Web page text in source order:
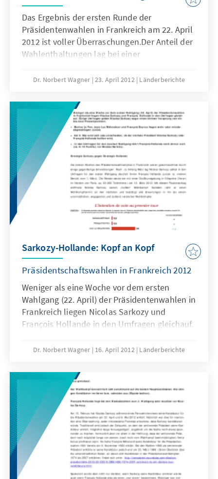
Das Ergebnis der ersten Runde der
Präsidentenwahlen in Frankreich am 22. April
2012 ist voller Überraschungen.Der Anteil der
Wahlenthaltungen lag bei einer
niedriger als befürchtet. Das Ergebnis von
die Ergebnisse aller sozialistischen
Kandidaten seit 1995. Er liegt an erster Stelle
und hat damit die beste Ausgangsposition für
die zweite Runde am 6. Mai.Das Ergebnis von
Nicolas Sarkozy ist weitaus besser als
erwartet. Bei seinen Anhängern wird dieses
Ergebnis nochmals einen
Mobilisierungsschub auslösen.
Dr. Norbert Wagner 23. April 2012 Länderberichte
Sarkozy-Hollande: Kopf an Kopf
Präsidentschaftswahlen in Frankreich 2012
Weniger als eine Woche vor dem ersten
Wahlgang (22. April) der Präsidentenwahlen in
Frankreich liegen Nicolas Sarkozy und
François Hollande in den Umfragen gleichauf.
einen kleinen Vorsprung von ein bis zwei
Dr. Norbert Wagner 16. April 2012 Länderberichte